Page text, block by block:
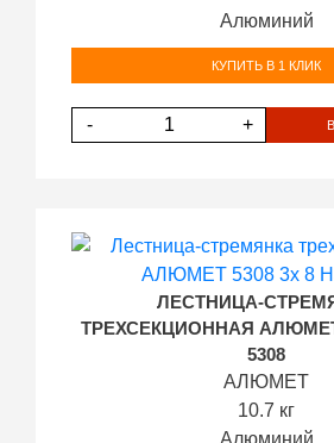
Алюминий
КУПИТЬ В 1 КЛИК
- +
ЛЕСТНИЦА-
ТРЕХСЕКЦИОННАЯ АЛЮМЕТ
5308
АЛЮМЕТ
10.7 кг
Алюминий